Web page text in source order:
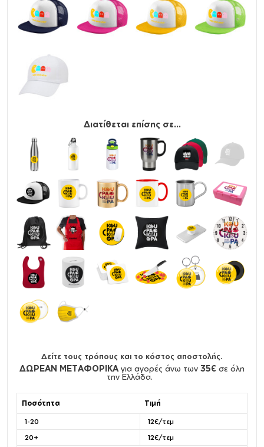
Διατίθεται επίσης σε...
Δείτε τους τρόπους και το κόστος αποστολής.
ΔΩΡΕΑΝ ΜΕΤΑΦΟΡΙΚΑ για αγορές άνω των 35€ σε όλη
την Ελλάδα.
Ποσότητα Τιμή
1-20
12€/τεμ
20+
12€/τεμ